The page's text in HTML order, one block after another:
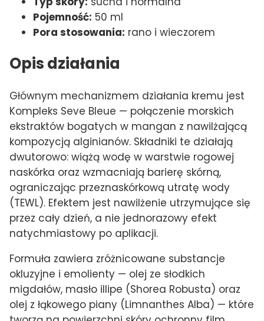
Pojemność: 50 ml
Pora stosowania: rano i wieczorem
Opis działania
Głównym mechanizmem działania kremu jest
Kompleks Seve Bleue — połączenie morskich
ekstraktów bogatych w mangan z nawilżającą
kompozycją alginianów. Składniki te działają
dwutorowo: wiążą wodę w warstwie rogowej
naskórka oraz wzmacniają barierę skórną,
ograniczając przeznaskórkową utratę wody
(TEWL). Efektem jest nawilżenie utrzymujące się
przez cały dzień, a nie jednorazowy efekt
natychmiastowy po aplikacji.
Formuła zawiera zróżnicowane substancje
okluzyjne i emolienty — olej ze słodkich
migdałów, masło illipe (Shorea Robusta) oraz
olej z łąkowego piany (Limnanthes Alba) — które